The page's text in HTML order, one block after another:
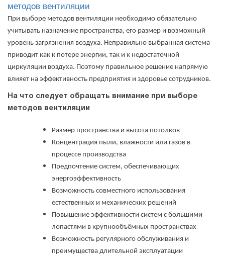
методов вентиляции
При выборе методов вентиляции необходимо обязательно
учитывать назначение пространства, его размер и возможный
уровень загрязнения воздуха. Неправильно выбранная система
приводит как к потере энергии, так и к недостаточной
циркуляции воздуха. Поэтому правильное решение напрямую
влияет на эффективность предприятия и здоровье сотрудников.
На что следует обращать внимание при выборе
методов вентиляции
Размер пространства и высота потолков
Концентрация пыли, влажности или газов в
процессе производства
Предпочтение систем, обеспечивающих
энергоэффективность
Возможность совместного использования
естественных и механических решений
Повышение эффективности систем с большими
лопастями в крупнообъёмных пространствах
Возможность регулярного обслуживания и
преимущества длительной эксплуатации